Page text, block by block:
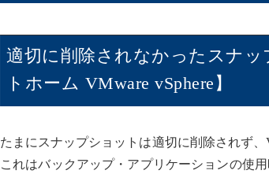
適切に削除されなかったスナ
トホーム VMware vSphere】
たまにスナップショットは適切に削除されず
これはバックアップ・アプリケーションの使